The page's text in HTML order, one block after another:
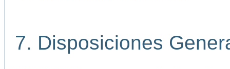
7. Disposiciones